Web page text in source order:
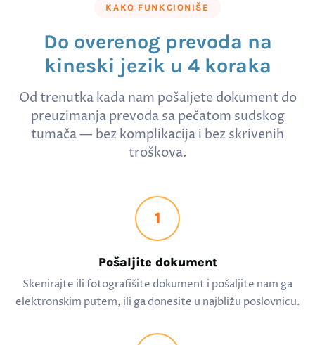
KAKO FUNKCIONIŠE
Do overenog prevoda na
kineski jezik u 4 koraka
Od trenutka kada nam pošaljete dokument do
preuzimanja prevoda sa pečatom sudskog
tumača — bez komplikacija i bez skrivenih
troškova.
1
Pošaljite dokument
Skenirajte ili fotografišite dokument i pošaljite nam ga
elektronskim putem, ili ga donesite u najbližu poslovnicu.